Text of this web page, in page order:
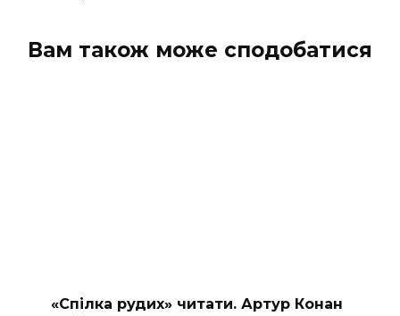
Вам також може сподобатися
«Спілка рудих» читати. Артур Конан